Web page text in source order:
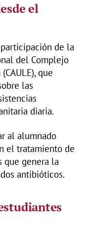
el
de la
del Complejo
que
las
diaria.
al alumnado
el tratamiento de
que genera la
antibióticos.